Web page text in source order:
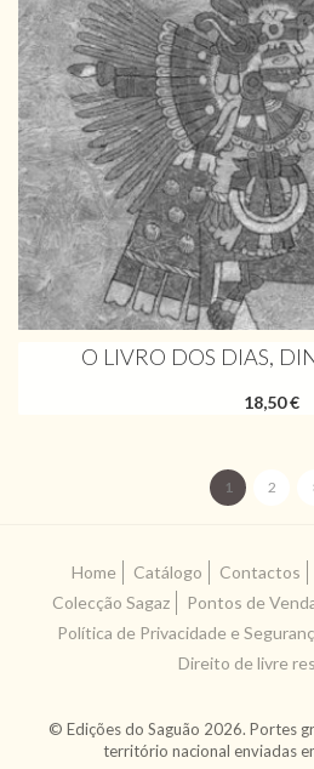
O LIVRO DOS DIAS,
18,50 €
1 2
Home Catálogo Contactos
Colecção Sagaz
Pontos de
Política de Privacidade e
Direito de livre
© Edições do Saguão 2026. Portes
território nacional enviadas